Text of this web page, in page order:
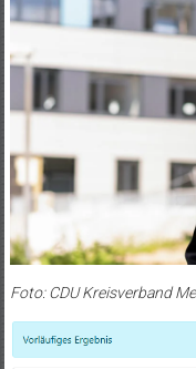
Foto: CDU Kreisverband